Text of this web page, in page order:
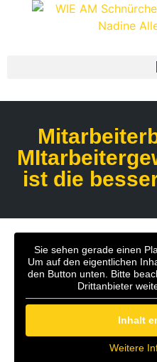
ist die
Sie sehen gerade einen
Um auf den eigentlichen
den Button unten. Bitte
Drittanbieter
Inhalt
Weitere